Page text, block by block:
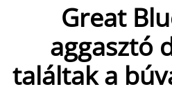
Great
aggasztó
találtak a